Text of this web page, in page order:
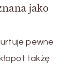
jako
pewne
takżę